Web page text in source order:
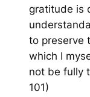
gratitude is
to preserve
which I
not be fully
101)